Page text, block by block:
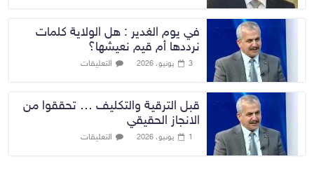
في يوم الغدير : هل الولاية كلمات
نرددها أم قيم نعيشها؟
3 يونيو، 2026 التعليقات
قبل الترقية والتكليف … تحققوا من
الانجاز الحقيقي
1 يونيو، 2026 التعليقات